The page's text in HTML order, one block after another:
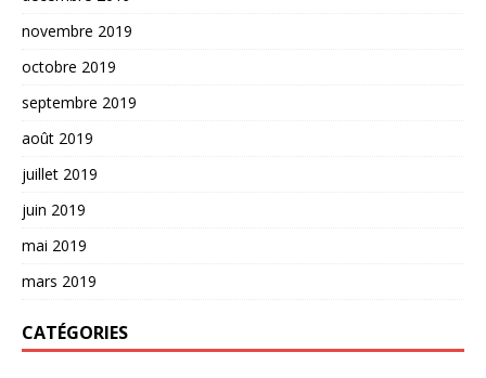
novembre 2019
octobre 2019
septembre 2019
août 2019
juillet 2019
juin 2019
mai 2019
mars 2019
CATÉGORIES